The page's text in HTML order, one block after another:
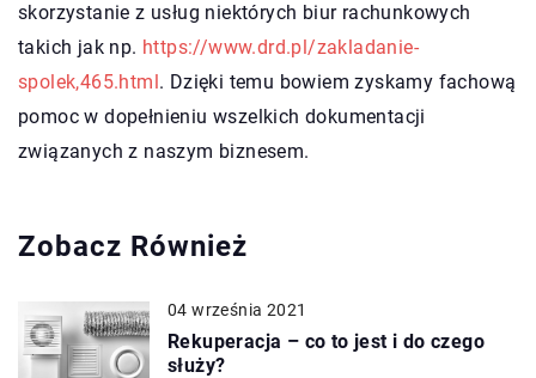
skorzystanie z usług niektórych biur rachunkowych
takich jak np. https://www.drd.pl/zakladanie-
spolek,465.html. Dzięki temu bowiem zyskamy fachową
pomoc w dopełnieniu wszelkich dokumentacji
związanych z naszym biznesem.
Zobacz Również
04 września 2021
Rekuperacja – co to jest i do czego
służy?